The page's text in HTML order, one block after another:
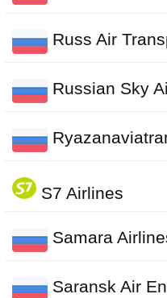
Russ Air
Russian Sky
S7 Airlines
Samara
Saransk Air